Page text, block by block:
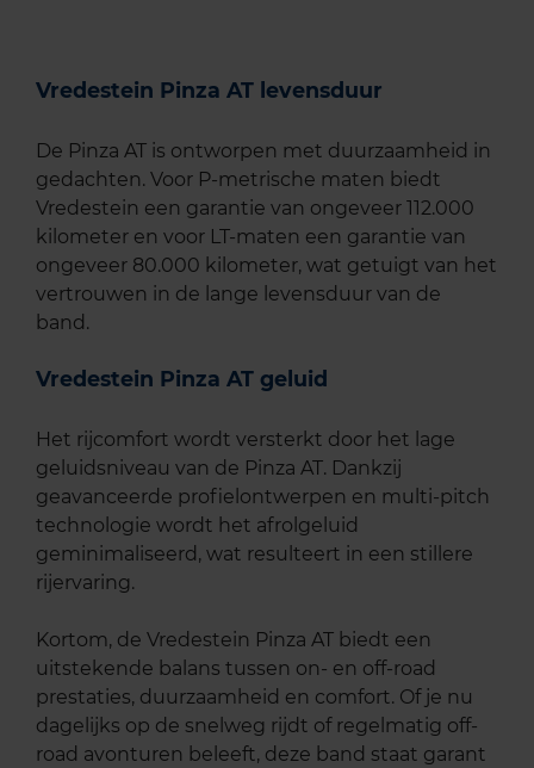
Vredestein Pinza AT levensduur
De Pinza AT is ontworpen met duurzaamheid in
gedachten. Voor P-metrische maten biedt
Vredestein een garantie van ongeveer 112.000
kilometer en voor LT-maten een garantie van
ongeveer 80.000 kilometer, wat getuigt van het
vertrouwen in de lange levensduur van de
band. ​
Vredestein Pinza AT geluid
Het rijcomfort wordt versterkt door het lage
geluidsniveau van de Pinza AT. Dankzij
geavanceerde profielontwerpen en multi-pitch
technologie wordt het afrolgeluid
geminimaliseerd, wat resulteert in een stillere
rijervaring. ​
Kortom, de Vredestein Pinza AT biedt een
uitstekende balans tussen on- en off-road
prestaties, duurzaamheid en comfort. Of je nu
dagelijks op de snelweg rijdt of regelmatig off-
road avonturen beleeft, deze band staat garant